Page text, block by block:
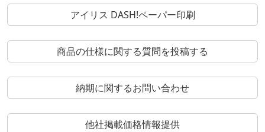
アイリス DASH!ペーパー印刷
商品の仕様に関する質問を投稿する
納期に関するお問い合わせ
他社掲載価格情報提供